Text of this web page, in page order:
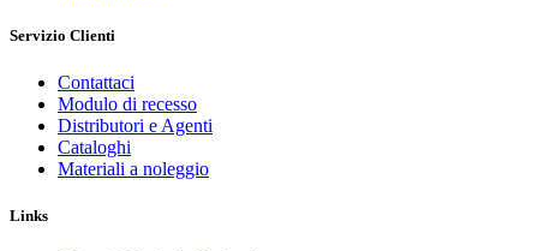
Servizio Clienti
Contattaci
Modulo di recesso
Distributori e Agenti
Cataloghi
Materiali a noleggio
Links